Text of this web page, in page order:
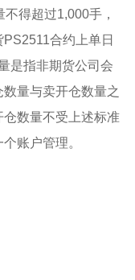
得超过1,000手，
合约上单日
是指非期货公司会
量与卖开仓数量之
数量不受上述标准
账户管理。